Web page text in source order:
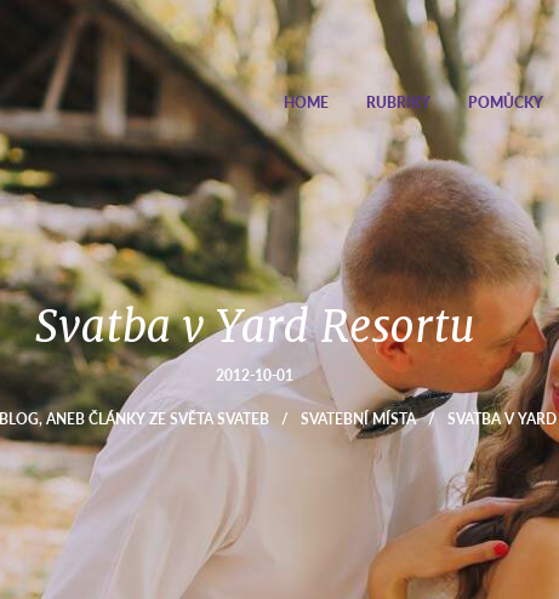
HOME RUBRIKY POMŮCKY
Svatba v Yard Resortu
2012-10-01
ANEB ČLÁNKY ZE SVĚTA SVATEB / SVATEBNÍ MÍSTA / SVATBA V